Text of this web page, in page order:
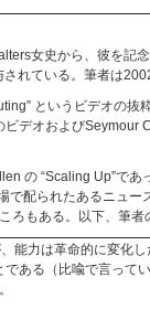
女史から、彼を記
れている。筆者は
というビデオの
デオおよび
の “Scaling Up”で
配られたあるニュ
ろもある。以下、筆
能力は革命的に変化
ある（比喩で言って